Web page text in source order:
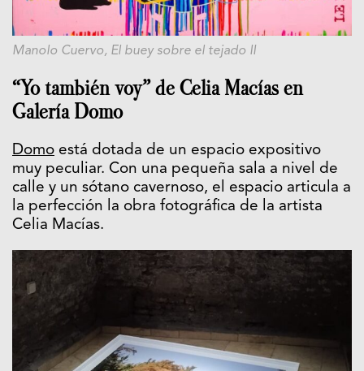
Manolo Cuervo, El buey sobre el tejado II
“Yo también voy” de Celia Macías en
Galería Domo
Domo está dotada de un espacio expositivo
muy peculiar. Con una pequeña sala a nivel de
calle y un sótano cavernoso, el espacio articula a
la perfección la obra fotográfica de la artista
Celia Macías.